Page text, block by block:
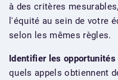
à des critères
l'équité au sein de votre
selon les mêmes règles.
Identifier les opportunités
quels appels obtiennent